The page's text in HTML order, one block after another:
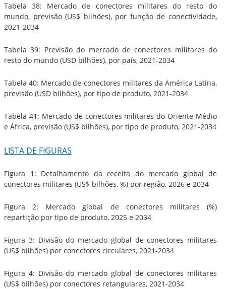
Tabela 38: Mercado de conectores militares do resto do
mundo, previsão (US$ bilhões), por função de conectividade,
2021-2034
Tabela 39: Previsão do mercado de conectores militares do
resto do mundo (USD bilhões), por país, 2021-2034
Tabela 40: Mercado de conectores militares da América Latina,
previsão (USD bilhões), por tipo de produto, 2021-2034
Tabela 41: Mercado de conectores militares do Oriente Médio
e África, previsão (US$ bilhões), por tipo de produto, 2021-2034
LISTA DE FIGURAS
Figura 1: Detalhamento da receita do mercado global de
conectores militares (US$ bilhões, %) por região, 2026 e 2034
Figura 2: Mercado global de conectores militares (%)
repartição por tipo de produto, 2025 e 2034
Figura 3: Divisão do mercado global de conectores militares
(US$ bilhões) por conectores circulares, 2021-2034
Figura 4: Divisão do mercado global de conectores militares
(US$ bilhões) por conectores retangulares, 2021-2034